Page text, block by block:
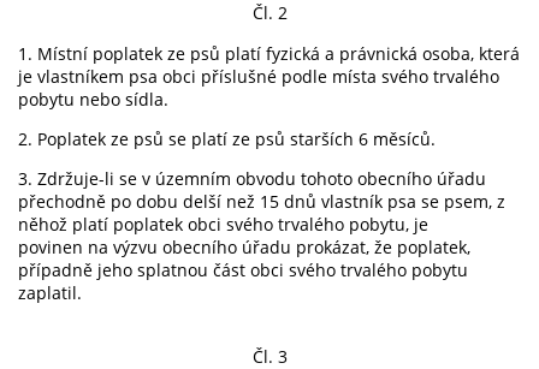
Čl. 2
1. Místní poplatek ze psů platí fyzická a právnická osoba, která
je vlastníkem psa obci příslušné podle místa svého trvalého
pobytu nebo sídla.
2. Poplatek ze psů se platí ze psů starších 6 měsíců.
3. Zdržuje-li se v územním obvodu tohoto obecního úřadu
přechodně po dobu delší než 15 dnů vlastník psa se psem, z
něhož platí poplatek obci svého trvalého pobytu, je
povinen na výzvu obecního úřadu prokázat, že poplatek,
případně jeho splatnou část obci svého trvalého pobytu
zaplatil.
Čl. 3